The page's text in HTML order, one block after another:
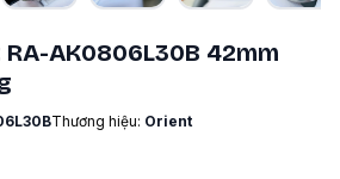
AK0806L30B 42mm
Thương hiệu: Orient